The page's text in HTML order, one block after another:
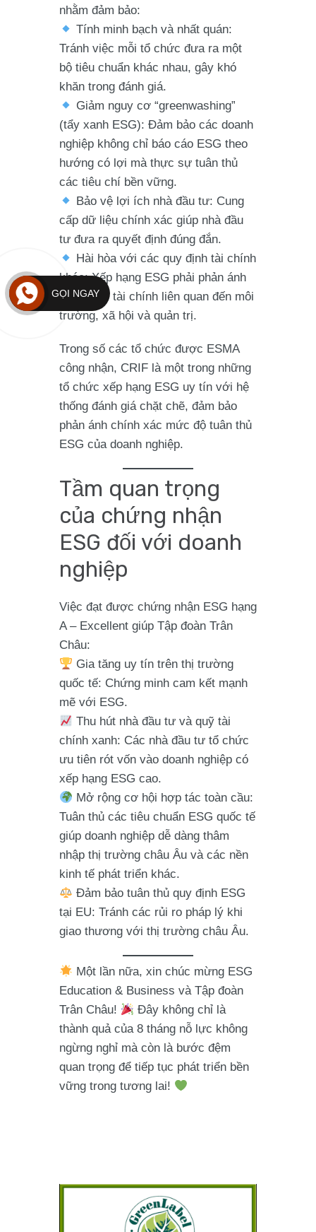
nhằm đảm bảo:
Tính minh bạch và nhất quán:
Tránh việc mỗi tổ chức đưa ra một
bộ tiêu chuẩn khác nhau, gây khó
khăn trong đánh giá.
Giảm nguy cơ “greenwashing”
(tẩy xanh ESG): Đảm bảo các doanh
nghiệp không chỉ báo cáo ESG theo
hướng có lợi mà thực sự tuân thủ
các tiêu chí bền vững.
Bảo vệ lợi ích nhà đầu tư: Cung
cấp dữ liệu chính xác giúp nhà đầu
tư đưa ra quyết định đúng đắn.
Hài hòa với các quy định tài chính
khác: Xếp hạng ESG phải phản ánh
các rủi ro tài chính liên quan đến môi
trường, xã hội và quản trị.
Trong số các tổ chức được ESMA
công nhận, CRIF là một trong những
tổ chức xếp hạng ESG uy tín với hệ
thống đánh giá chặt chẽ, đảm bảo
phản ánh chính xác mức độ tuân thủ
ESG của doanh nghiệp.
Tầm quan trọng
của chứng nhận
ESG đối với doanh
nghiệp
Việc đạt được chứng nhận ESG hạng
A – Excellent giúp Tập đoàn Trân
Châu:
Gia tăng uy tín trên thị trường
quốc tế: Chứng minh cam kết mạnh
mẽ với ESG.
Thu hút nhà đầu tư và quỹ tài
chính xanh: Các nhà đầu tư tổ chức
ưu tiên rót vốn vào doanh nghiệp có
xếp hạng ESG cao.
Mở rộng cơ hội hợp tác toàn cầu:
Tuân thủ các tiêu chuẩn ESG quốc tế
giúp doanh nghiệp dễ dàng thâm
nhập thị trường châu Âu và các nền
kinh tế phát triển khác.
Đảm bảo tuân thủ quy định ESG
tại EU: Tránh các rủi ro pháp lý khi
giao thương với thị trường châu Âu.
Một lần nữa, xin chúc mừng ESG
Education & Business và Tập đoàn
Trân Châu!
Đây không chỉ là
thành quả của 8 tháng nỗ lực không
ngừng nghỉ mà còn là bước đệm
quan trọng để tiếp tục phát triển bền
vững trong tương lai!
GỌI NGAY